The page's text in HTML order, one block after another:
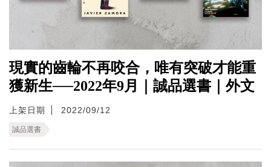
現實的齒輪不再咬合，唯有突破才能重
獲新生──2022年9月｜誠品選書｜外文
上架日期 2022/09/12
誠品選書